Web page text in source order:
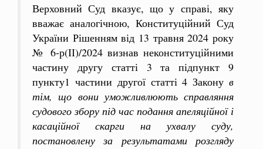
Верховний Суд вказує, що у справі, яку
вважає аналогічною, Конституційний Суд
України Рішенням від 13 травня 2024 року
№ 6‑р(ІІ)/2024 визнав неконституційними
частину другу статті 3 та підпункт 9
пункту1 частини другої статті 4 Закону в
тім, що вони уможливлюють справляння
судового збору під час подання апеляційної і
касаційної скарги на ухвалу суду,
постановлену за результатами розгляду